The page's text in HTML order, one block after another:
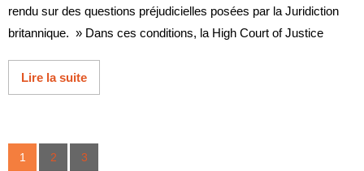
rendu sur des questions préjudicielles posées par la Juridiction
britannique. » Dans ces conditions, la High Court of Justice
Lire la suite
1 2 3